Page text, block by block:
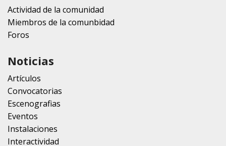
Actividad de la comunidad
Miembros de la comunbidad
Foros
Noticias
Artículos
Convocatorias
Escenografias
Eventos
Instalaciones
Interactividad